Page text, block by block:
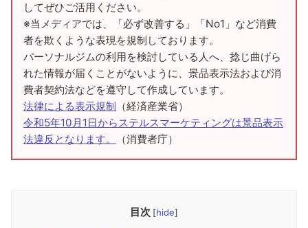
してぜひご活用ください。
※当メディアでは、「必ず改善する」「No1」など消費
者を欺くような表現を規制しております。
パーソナルジムの利用を検討している人へ、捻じ曲げら
れた情報が届くことがないように、景品表示法および消
費者契約法などを遵守して作成しています。
法律による表示規制
（経済産業省）
令和5年10月1日からステルスマーケティングは景品表示
法違反となります。
（消費者庁）
目次 [hide]